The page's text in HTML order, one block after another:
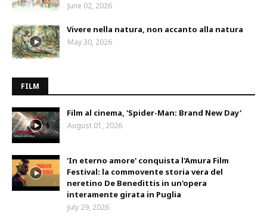
June 02, 2026
Vivere nella natura, non accanto alla natura
May 30, 2026
FILM
Film al cinema, 'Spider-Man: Brand New Day'
August 01, 2026
'In eterno amore' conquista l'Amura Film
Festival: la commovente storia vera del
neretino De Benedittis in un'opera
interamente girata in Puglia
July 29, 2026